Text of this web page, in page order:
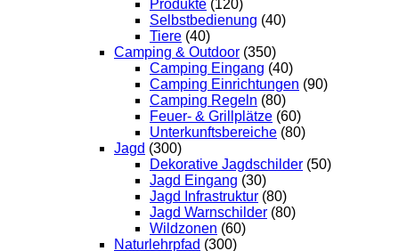
Produkte (120)
Selbstbedienung (40)
Tiere (40)
Camping & Outdoor (350)
Camping Eingang (40)
Camping Einrichtungen (90)
Camping Regeln (80)
Feuer- & Grillplätze (60)
Unterkunftsbereiche (80)
Jagd (300)
Dekorative Jagdschilder (50)
Jagd Eingang (30)
Jagd Infrastruktur (80)
Jagd Warnschilder (80)
Wildzonen (60)
Naturlehrpfad (300)